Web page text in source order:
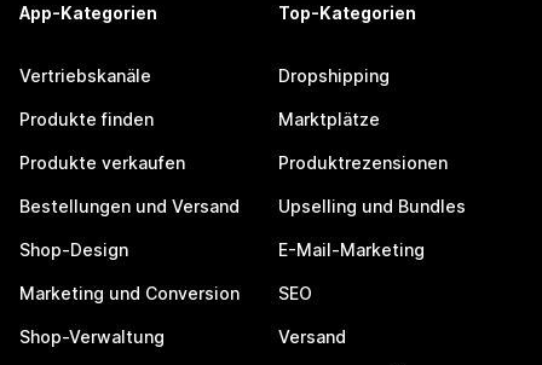
App-Kategorien
Vertriebskanäle
Produkte finden
Produkte verkaufen
Bestellungen und Versand
Shop-Design
Marketing und Conversion
Shop-Verwaltung
Top-Kategorien
Dropshipping
Marktplätze
Produktrezensionen
Upselling und Bundles
E-Mail-Marketing
SEO
Versand